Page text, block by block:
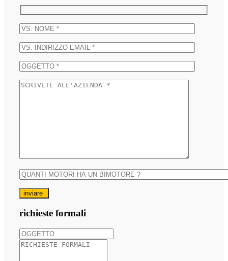
inviare
richieste formali